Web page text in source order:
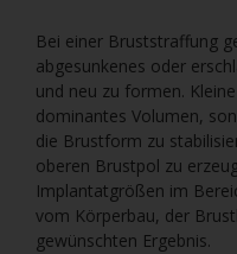
Bei einer Bruststraffung
abgesunkenes oder
und neu zu formen.
dominantes Volumen,
die Brustform zu
oberen Brustpol zu
Implantatgrößen im
vom Körperbau, der
gewünschten Ergebnis.